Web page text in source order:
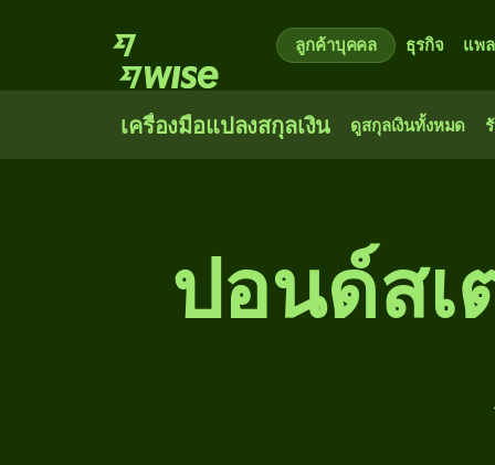
ลูกค้าบุคคล ธุรกิจ แพ
เครื่องมือแปลงสกุลเงิน ดูสกุลเงินทั้งหมด
ปอนด์สเ